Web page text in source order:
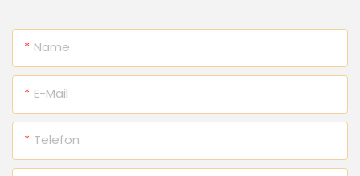
Name
E-Mail
Telefon